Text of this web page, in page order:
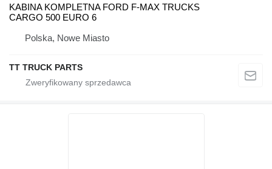
KABINA KOMPLETNA FORD F-MAX TRUCKS
CARGO 500 EURO 6
Polska, Nowe Miasto
TT TRUCK PARTS